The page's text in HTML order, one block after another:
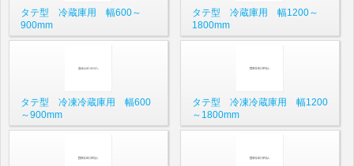
タテ型 冷蔵庫用 幅600～
900mm
タテ型 冷蔵庫用 幅1200～
1800mm
タテ型 冷凍冷蔵庫用 幅600
～900mm
タテ型 冷凍冷蔵庫用 幅1200
～1800mm